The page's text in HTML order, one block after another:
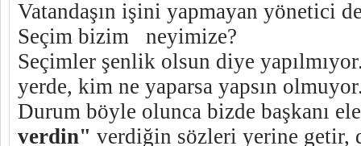
Vatandaşın işini yapmayan yönetici
Seçim bizim neyimize?
Seçimler şenlik olsun diye
yerde, kim ne yaparsa yapsın
Durum böyle olunca bizde başkanı
verdin" verdiğin sözleri yerine getir,